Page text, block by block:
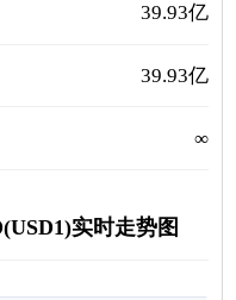
39.93亿
39.93亿
∞
实时走势图